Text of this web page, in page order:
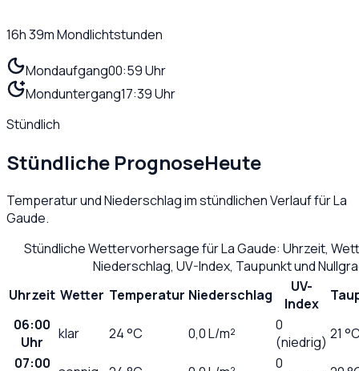
16h 39mMondlichtstunden
Mondaufgang00:59 Uhr
Monduntergang17:39 Uhr
Stündlich
Stündliche PrognoseHeute
Temperatur und Niederschlag im stündlichen Verlauf fürLa
Gaude.
Stündliche Wettervorhersage fürLa Gaude: Uhrzeit,
Niederschlag, UV-Index, Taupunkt und
Uhrzeit Wetter Temperatur Niederschlag
UV-
Index
06:00
Uhr
klar 24°C 0,0L/m²
0
(niedrig) 21
07:00
0